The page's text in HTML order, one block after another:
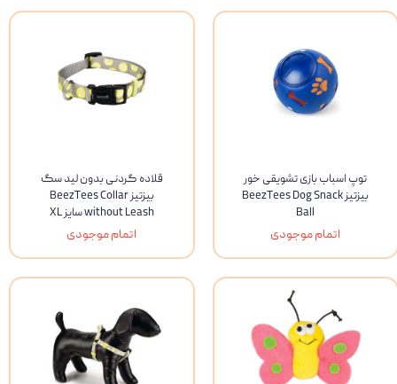
توپ اسباب بازی تشویقی خور
بیزتیز BeezTees Dog Snack
Ball
اتمام موجودی
قلاده گردنی بدون لید سگ
بیزتیز BeezTees Collar
without Leash سایز XL
اتمام موجودی